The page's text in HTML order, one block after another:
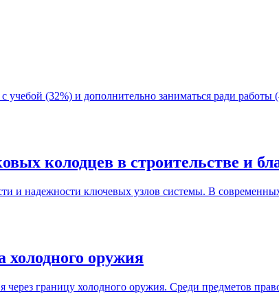
(32%) и дополнительно заниматься ради работы
колодцев в строительстве и
и надежности ключевых узлов системы. В
оружия
границу холодного оружия. Среди предметов